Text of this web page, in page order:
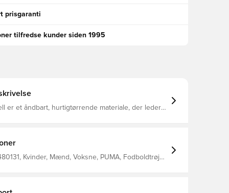
prisgaranti
tilfredse kunder siden 1995
er et åndbart, hurtigtørrende materiale, der leder
for en sikker og blød pasform Normal
Kvinder, Mænd, Voksne, PUMA, Fodboldtrøjer,